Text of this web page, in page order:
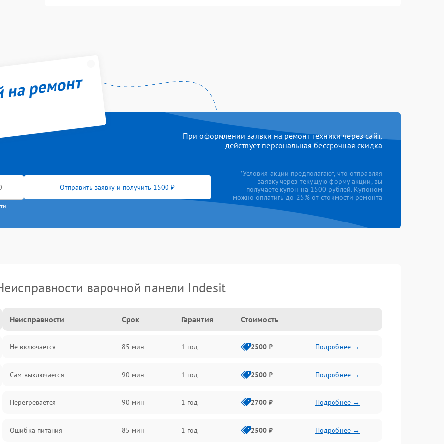
ремонт
При оформлении заявки на ремонт техники через сайт,
действует персональная бессрочная скидка
Отправить заявку и получить 1500 ₽
*Условия акции предполагают, что отправляя
заявку через текущую форму акции, вы
получаете купон на 1500 рублей. Купоном
можно оплатить до 25% от стоимости ремонта
варочной панели Indesit
Неисправности Срок Гарантия Стоимость
Не включается 85 мин 1 год 2500 ₽ Подробнее →
Сам выключается 90 мин 1 год 2500 ₽ Подробнее →
Перегревается 90 мин 1 год 2700 ₽ Подробнее →
Ошибка питания 85 мин 1 год 2500 ₽ Подробнее →